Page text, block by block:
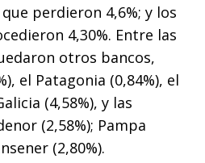
perdieron 4,6%; y los
4,30%. Entre las
otros bancos,
el Patagonia (0,84%), el
(4,58%), y las
(2,58%); Pampa
(2,80%).